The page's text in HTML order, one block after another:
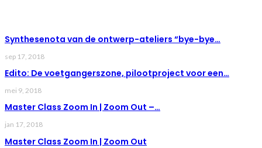
Synthesenota van de ontwerp-ateliers “bye-bye…
sep 17, 2018
Edito: De voetgangerszone, pilootproject voor een…
mei 9, 2018
Master Class Zoom In | Zoom Out –…
jan 17, 2018
Master Class Zoom In | Zoom Out